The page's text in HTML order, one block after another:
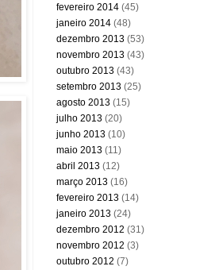
fevereiro 2014 (45)
janeiro 2014 (48)
dezembro 2013 (53)
novembro 2013 (43)
outubro 2013 (43)
setembro 2013 (25)
agosto 2013 (15)
julho 2013 (20)
junho 2013 (10)
maio 2013 (11)
abril 2013 (12)
março 2013 (16)
fevereiro 2013 (14)
janeiro 2013 (24)
dezembro 2012 (31)
novembro 2012 (3)
outubro 2012 (7)